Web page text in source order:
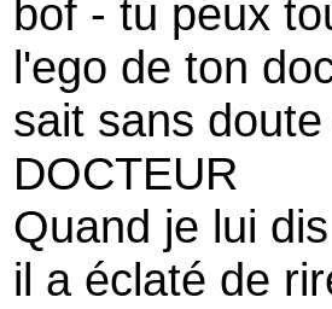
bof - tu peux
l'ego de ton
sait sans
DOCTEUR
Quand je lui
il a éclaté de